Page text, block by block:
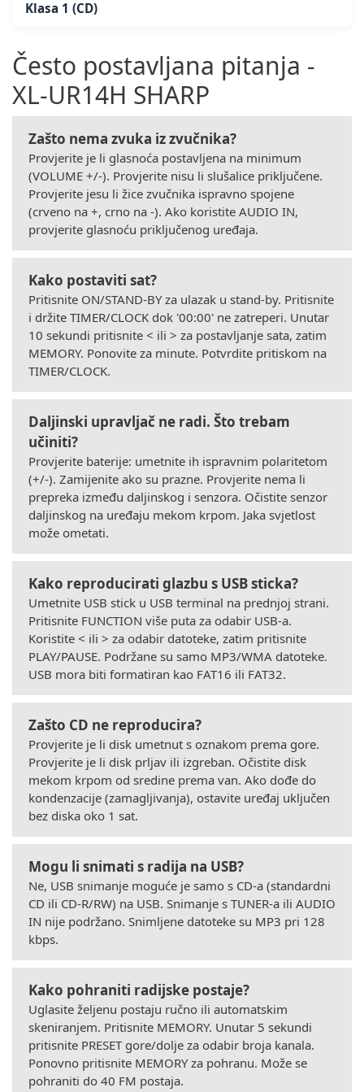
Klasa 1 (CD)
Često postavljana pitanja -
XL-UR14H SHARP
Zašto nema zvuka iz zvučnika?
Provjerite je li glasnoća postavljena na minimum
(VOLUME +/-). Provjerite nisu li slušalice priključene.
Provjerite jesu li žice zvučnika ispravno spojene
(crveno na +, crno na -). Ako koristite AUDIO IN,
provjerite glasnoću priključenog uređaja.
Kako postaviti sat?
Pritisnite ON/STAND-BY za ulazak u stand-by. Pritisnite
i držite TIMER/CLOCK dok '00:00' ne zatreperi. Unutar
10 sekundi pritisnite < ili > za postavljanje sata, zatim
MEMORY. Ponovite za minute. Potvrdite pritiskom na
TIMER/CLOCK.
Daljinski upravljač ne radi. Što trebam
učiniti?
Provjerite baterije: umetnite ih ispravnim polaritetom
(+/-). Zamijenite ako su prazne. Provjerite nema li
prepreka između daljinskog i senzora. Očistite senzor
daljinskog na uređaju mekom krpom. Jaka svjetlost
može ometati.
Kako reproducirati glazbu s USB sticka?
Umetnite USB stick u USB terminal na prednjoj strani.
Pritisnite FUNCTION više puta za odabir USB-a.
Koristite < ili > za odabir datoteke, zatim pritisnite
PLAY/PAUSE. Podržane su samo MP3/WMA datoteke.
USB mora biti formatiran kao FAT16 ili FAT32.
Zašto CD ne reproducira?
Provjerite je li disk umetnut s oznakom prema gore.
Provjerite je li disk prljav ili izgreban. Očistite disk
mekom krpom od sredine prema van. Ako dođe do
kondenzacije (zamagljivanja), ostavite uređaj uključen
bez diska oko 1 sat.
Mogu li snimati s radija na USB?
Ne, USB snimanje moguće je samo s CD-a (standardni
CD ili CD-R/RW) na USB. Snimanje s TUNER-a ili AUDIO
IN nije podržano. Snimljene datoteke su MP3 pri 128
kbps.
Kako pohraniti radijske postaje?
Uglasite željenu postaju ručno ili automatskim
skeniranjem. Pritisnite MEMORY. Unutar 5 sekundi
pritisnite PRESET gore/dolje za odabir broja kanala.
Ponovno pritisnite MEMORY za pohranu. Može se
pohraniti do 40 FM postaja.